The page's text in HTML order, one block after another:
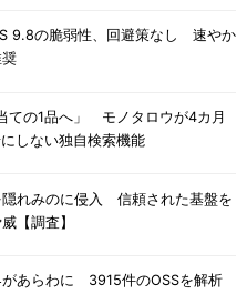
9.8の脆弱性、回避策なし 速やか
ての1品へ」 モノタロウが4カ月
しない独自検索機能
隠れみのに侵入 信頼された基盤を
【調査】
があらわに 3915件のOSSを解析